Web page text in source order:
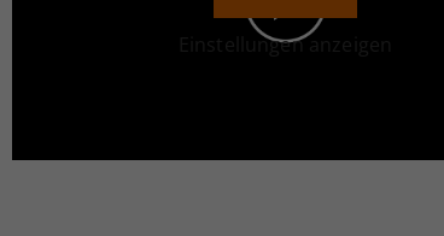
Einstellungen anzeigen